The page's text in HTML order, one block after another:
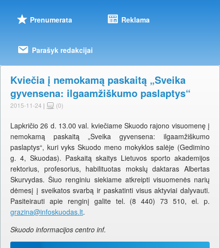
Prenumerata Reklama
Parašyk redakcijai
Kviečia į nemokamą paskaitą „Sveika
gyvensena: ilgaamžiškumo paslaptys“
2015-11-24 | (0)
Lapkričio 26 d. 13.00 val. kviečiame Skuodo rajono visuomenę į
nemokamą paskaitą „Sveika gyvensena: ilgaamžiškumo
paslaptys“, kuri vyks Skuodo meno mokyklos salėje (Gedimino
g. 4, Skuodas). Paskaitą skaitys Lietuvos sporto akademijos
rektorius, profesorius, habilituotas mokslų daktaras Albertas
Skurvydas. Šiuo renginiu siekiame atkreipti visuomenės narių
dėmesį į sveikatos svarbą ir paskatinti visus aktyviai dalyvauti.
Pasiteirauti apie renginį galite tel. (8 440) 73 510, el. p.
grazina@infoskuodas.lt.
Skuodo informacijos centro inf.